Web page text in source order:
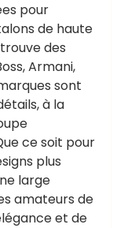
pour
de haute
des
Armani,
sont
à la
ce soit pour
plus
large
amateurs de
et de